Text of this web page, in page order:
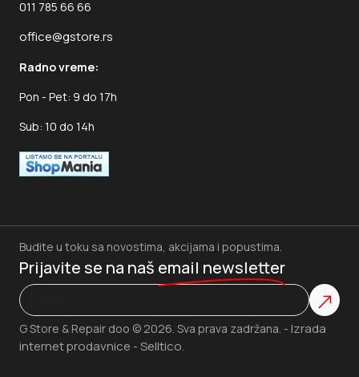
011 785 66 66
office@gstore.rs
Radno vreme:
Pon - Pet: 9 do 17h
Sub: 10 do 14h
G Store & Repair doo © 2026. Sva prava zadržana. - Izrada
internet prodavnice - Selltico.
Budite u toku sa novostima, akcijama i popustima.
Prijavite se na naš email newsletter